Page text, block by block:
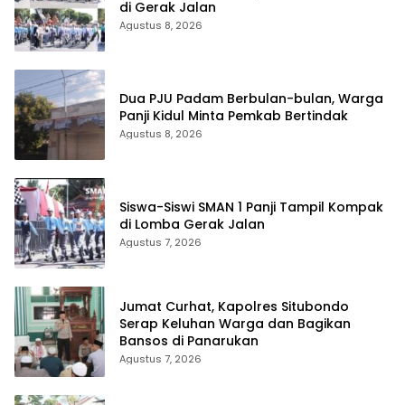
di Gerak Jalan
Agustus 8, 2026
Dua PJU Padam Berbulan-bulan, Warga
Panji Kidul Minta Pemkab Bertindak
Agustus 8, 2026
Siswa-Siswi SMAN 1 Panji Tampil Kompak
di Lomba Gerak Jalan
Agustus 7, 2026
Jumat Curhat, Kapolres Situbondo
Serap Keluhan Warga dan Bagikan
Bansos di Panarukan
Agustus 7, 2026